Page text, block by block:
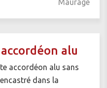
Maurage
alu
accordéon alu sans
dans la